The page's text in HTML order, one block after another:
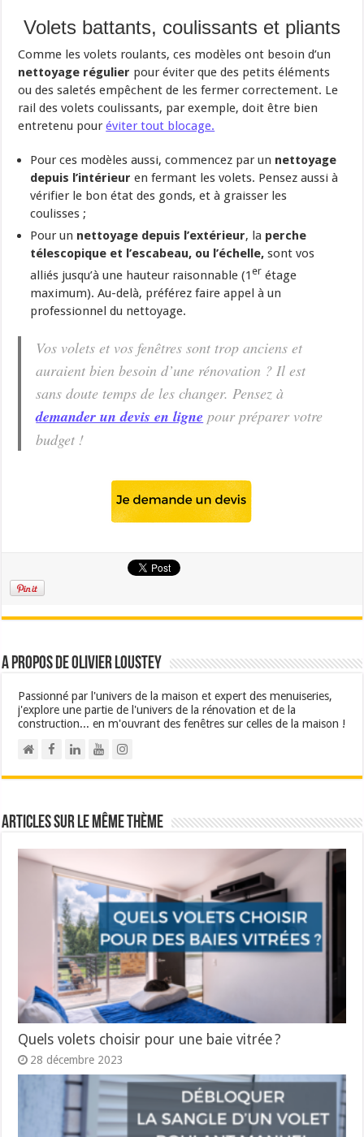
Volets battants, coulissants et pliants
Comme les volets roulants, ces modèles ont besoin d’un
nettoyage régulier pour éviter que des petits éléments
ou des saletés empêchent de les fermer correctement. Le
rail des volets coulissants, par exemple, doit être bien
entretenu pouréviter tout blocage.
Pour ces modèles aussi, commencez par un nettoyage
depuis l’intérieur en fermant les volets. Pensez aussi à
vérifier le bon état des gonds, et à graisser les
coulisses ;
Pour un nettoyage depuis l’extérieur, la perche
télescopique et l’escabeau, ou l’échelle, sont vos
alliés jusqu’à une hauteur raisonnable (1er étage
maximum). Au-delà, préférez faire appel à un
professionnel du nettoyage.
Vos volets et vos fenêtres sont trop anciens et
auraient bien besoin d’une rénovation ? Il est
sans doute temps de les changer. Pensez à
demander un devis en ligne pour préparer votre
budget !
A propos de Olivier Loustey
Passionné par l'univers de la maison et expert des menuiseries,
j'explore une partie de l'univers de la rénovation et de la
construction... en m'ouvrant des fenêtres sur celles de la maison !
Articles sur le même thème
Quels volets choisir pour une baie vitrée ?
28 décembre 2023